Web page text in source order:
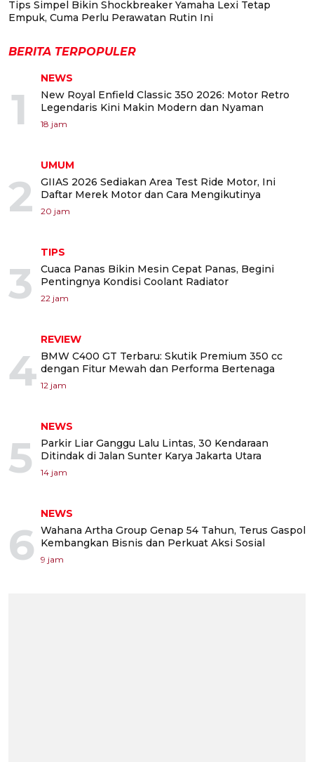
Tips Simpel Bikin Shockbreaker Yamaha Lexi Tetap
Empuk, Cuma Perlu Perawatan Rutin Ini
BERITA TERPOPULER
1
NEWS
New Royal Enfield Classic 350 2026: Motor Retro
Legendaris Kini Makin Modern dan Nyaman
18 jam
2
UMUM
GIIAS 2026 Sediakan Area Test Ride Motor, Ini
Daftar Merek Motor dan Cara Mengikutinya
20 jam
3
TIPS
Cuaca Panas Bikin Mesin Cepat Panas, Begini
Pentingnya Kondisi Coolant Radiator
22 jam
4
REVIEW
BMW C400 GT Terbaru: Skutik Premium 350 cc
dengan Fitur Mewah dan Performa Bertenaga
12 jam
5
NEWS
Parkir Liar Ganggu Lalu Lintas, 30 Kendaraan
Ditindak di Jalan Sunter Karya Jakarta Utara
14 jam
6
NEWS
Wahana Artha Group Genap 54 Tahun, Terus Gaspol
Kembangkan Bisnis dan Perkuat Aksi Sosial
9 jam